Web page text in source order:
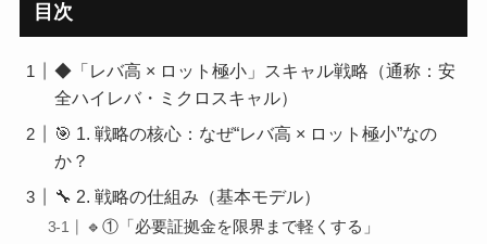
目次
◆「レバ高 × ロット極小」スキャル戦略（通称：安
全ハイレバ・ミクロスキャル）
🎯 1. 戦略の核心：なぜ“レバ高 × ロット極小”なの
か？
🔧 2. 戦略の仕組み（基本モデル）
🔹①「必要証拠金を限界まで軽くする」